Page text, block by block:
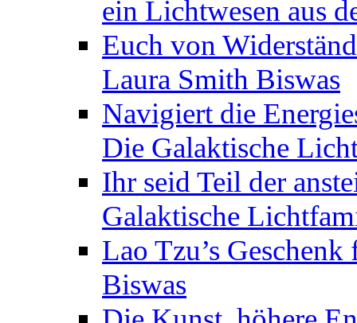
ein Lichtwesen aus
Euch von
Laura Smith Biswas
Navigiert die
Die Galaktische
Ihr seid Teil der
Galaktische
Lao Tzu’s
Biswas